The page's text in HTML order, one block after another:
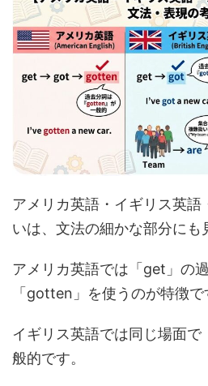
アメリカ英語・イギリス英語
いは、文法の細かな部分にも
アメリカ英語では「get」の
「gotten」を使うのが特徴で
イギリス英語では同じ場面
般的です。